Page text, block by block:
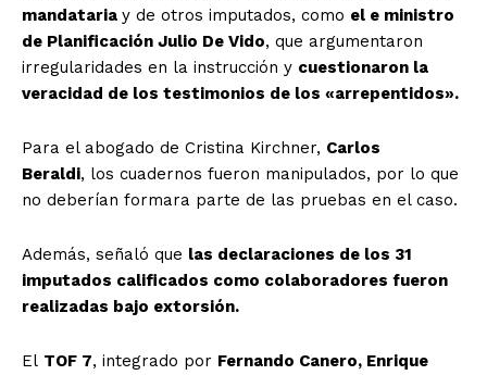
mandataria y de otros imputados, como el e ministro
de Planificación Julio De Vido, que argumentaron
irregularidades en la instrucción y cuestionaron la
veracidad de los testimonios de los «arrepentidos».
Para el abogado de Cristina Kirchner, Carlos
Beraldi, los cuadernos fueron manipulados, por lo que
no deberían formara parte de las pruebas en el caso.
Además, señaló que las declaraciones de los 31
imputados calificados como colaboradores fueron
realizadas bajo extorsión.
El TOF 7, integrado por Fernando Canero, Enrique